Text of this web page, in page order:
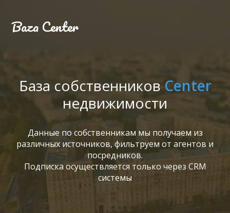
Baza Center
База собственников Center
недвижимости
Данные по собственникам мы получаем из
различных источников, фильтруем от агентов и
посредников.
Подписка осуществляется только через CRM
системы